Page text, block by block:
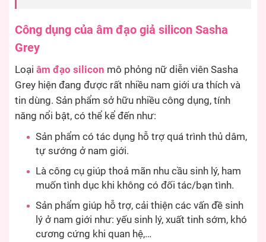
Công dụng của âm đạo giả silicon Sasha
Grey
Loại âm đạo silicon mô phỏng nữ diễn viên Sasha
Grey hiện đang được rất nhiều nam giới ưa thích và
tin dùng. Sản phẩm sở hữu nhiều công dụng, tính
năng nổi bật, có thể kể đến như:
Sản phẩm có tác dụng hỗ trợ quá trình thủ dâm,
tự sướng ở nam giới.
Là công cụ giúp thoả mãn nhu cầu sinh lý, ham
muốn tình dục khi không có đối tác/bạn tình.
Sản phẩm giúp hỗ trợ, cải thiện các vấn đề sinh
lý ở nam giới như: yếu sinh lý, xuất tinh sớm, khó
cương cứng khi quan hệ,…